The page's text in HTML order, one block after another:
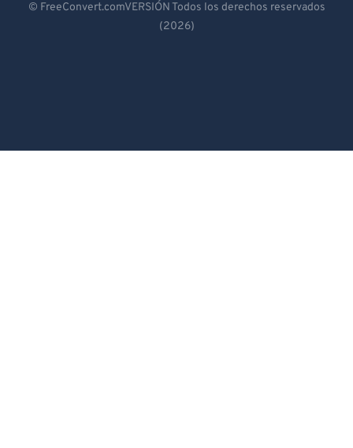
Español
© FreeConvert.comVERSIÓN Todos los derechos reservados
(2026)